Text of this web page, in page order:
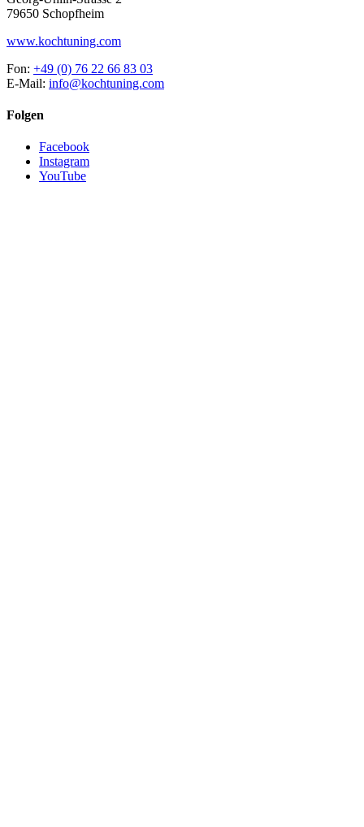
79650 Schopfheim
www.kochtuning.com
Fon: +49 (0) 76 22 66 83 03
E-Mail: info@kochtuning.com
Folgen
Facebook
Instagram
YouTube